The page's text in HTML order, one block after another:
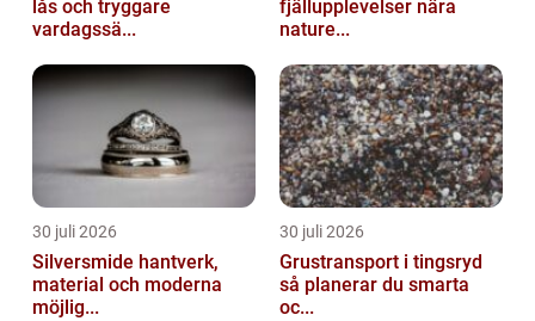
lås och tryggare
vardagssä...
fjällupplevelser nära
nature...
30 juli 2026
Silversmide hantverk,
material och moderna
möjlig...
30 juli 2026
Grustransport i tingsryd
så planerar du smarta
oc...